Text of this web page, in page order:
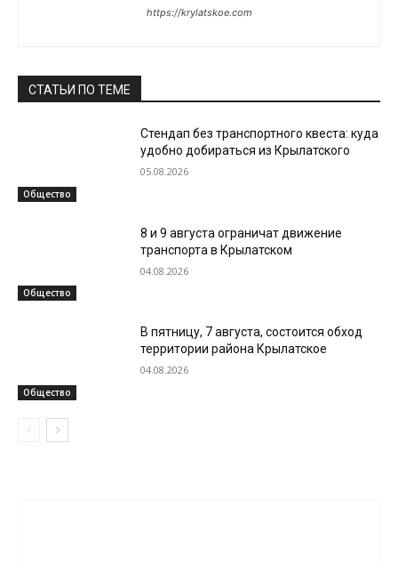
https://krylatskoe.com
СТАТЬИ ПО ТЕМЕ
Общество
Стендап без транспортного квеста: куда
удобно добираться из Крылатского
05.08.2026
Общество
8 и 9 августа ограничат движение
транспорта в Крылатском
04.08.2026
Общество
В пятницу, 7 августа, состоится обход
территории района Крылатское
04.08.2026